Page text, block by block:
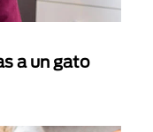
a un gato